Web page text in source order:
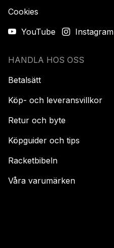
Cookies
YouTube
Instagram
HANDLA HOS OSS
Betalsätt
Köp- och leveransvillkor
Retur och byte
Köpguider och tips
Racketbibeln
Våra varumärken